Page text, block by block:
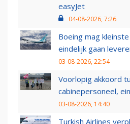
easyJet
04-08-2026, 7:26
Boeing mag
eindelijk gaan
03-08-2026, 22:54
Voorlopig akkoord
cabinepersoneel,
03-08-2026, 14:40
Turkish Airlines